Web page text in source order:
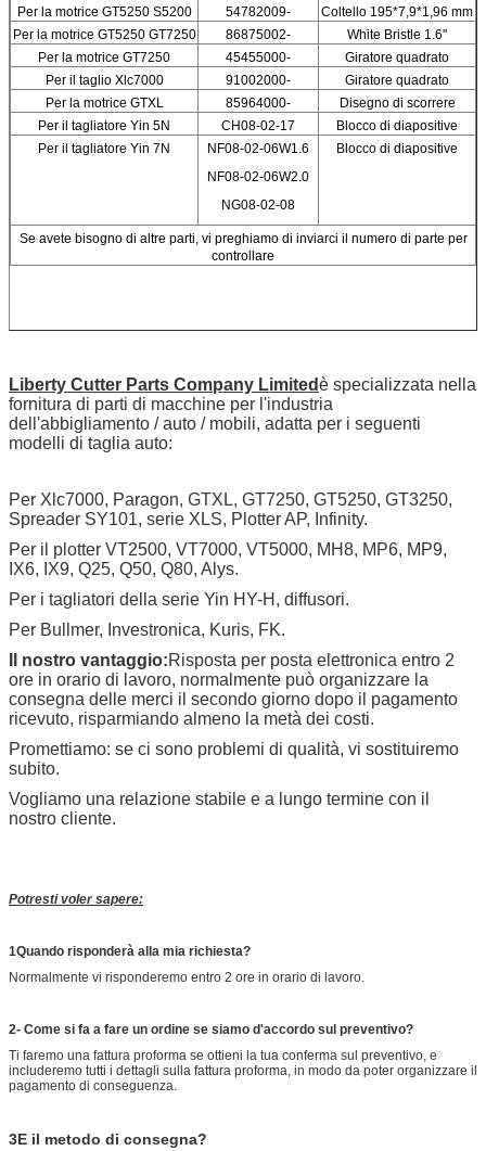
Per la motrice GT5250 S5200 54782009-
Coltello 195*7,9*1,96 mm
Per la motrice GT5250 GT7250
86875002-
White Bristle 1.6"
Per la motrice GT7250
45455000-
Giratore quadrato
Per il taglio Xlc7000
91002000-
Giratore quadrato
Per la motrice GTXL
85964000-
Disegno di scorrere
Per il tagliatore Yin 5N
CH08-02-17
Blocco di diapositive
Per il tagliatore Yin 7N
NF08-02-06W1.6
NF08-02-06W2.0
NG08-02-08
Blocco di diapositive
Se avete bisogno di altre parti, vi preghiamo di inviarci il numero di parte per
controllare
Liberty Cutter Parts Company Limitedè specializzata nella
fornitura di parti di macchine per l'industria
dell'abbigliamento / auto / mobili, adatta per i seguenti
modelli di taglia auto:
Per Xlc7000, Paragon, GTXL, GT7250, GT5250, GT3250,
Spreader SY101, serie XLS, Plotter AP, Infinity.
Per il plotter VT2500, VT7000, VT5000, MH8, MP6, MP9,
IX6, IX9, Q25, Q50, Q80, Alys.
Per i tagliatori della serie Yin HY-H, diffusori.
Per Bullmer, Investronica, Kuris, FK.
Il nostro vantaggio:Risposta per posta elettronica entro 2
ore in orario di lavoro, normalmente può organizzare la
consegna delle merci il secondo giorno dopo il pagamento
ricevuto, risparmiando almeno la metà dei costi.
Promettiamo: se ci sono problemi di qualità, vi sostituiremo
subito.
Vogliamo una relazione stabile e a lungo termine con il
nostro cliente.
Potresti voler sapere:
1Quando risponderà alla mia richiesta?
Normalmente vi risponderemo entro 2 ore in orario di lavoro.
2- Come si fa a fare un ordine se siamo d'accordo sul preventivo?
Ti faremo una fattura proforma se ottieni la tua conferma sul preventivo, e
includeremo tutti i dettagli sulla fattura proforma, in modo da poter organizzare il
pagamento di conseguenza.
3E il metodo di consegna?